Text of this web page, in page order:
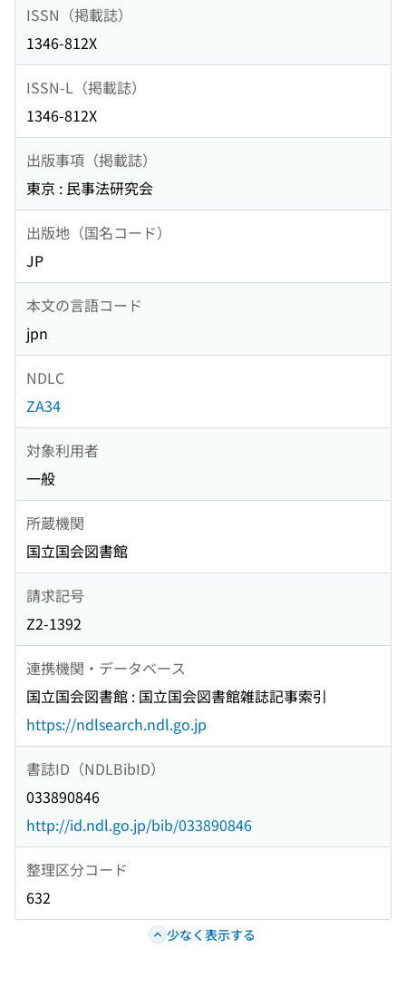
ISSN（掲載誌）
1346-812X
ISSN-L（掲載誌）
1346-812X
出版事項（掲載誌）
東京 : 民事法研究会
出版地（国名コード）
JP
本文の言語コード
jpn
NDLC
ZA34
対象利用者
一般
所蔵機関
国立国会図書館
請求記号
Z2-1392
連携機関・データベース
国立国会図書館 : 国立国会図書館雑誌記事索引
https://ndlsearch.ndl.go.jp
書誌ID（NDLBibID）
033890846
http://id.ndl.go.jp/bib/033890846
整理区分コード
632
少なく表示する